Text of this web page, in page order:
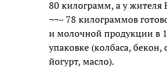
80 килограмм, а у жителя
¬¬– 78 килограммов
и молочной продукции в
упаковке (колбаса, бекон,
йогурт, масло).